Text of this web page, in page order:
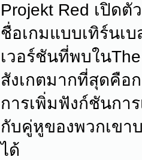
Projekt Red เปิด
ชื่อเกมแบบเทิร์นเ
เวอร์ชันที่พบใน
สังเกตมากที่สุดคือ
การเพิ่มฟังก์ชันกา
กับคู่หูของพวกเขา
ได้